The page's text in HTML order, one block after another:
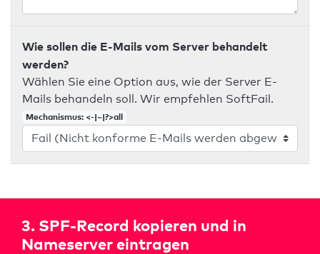
Wie sollen die E-Mails vom Server behandelt
werden?
Wählen Sie eine Option aus, wie der Server E-
Mails behandeln soll. Wir empfehlen SoftFail.
Mechanismus: <-|~|?>all
3. SPF-Record kopieren und in
Nameserver eintragen